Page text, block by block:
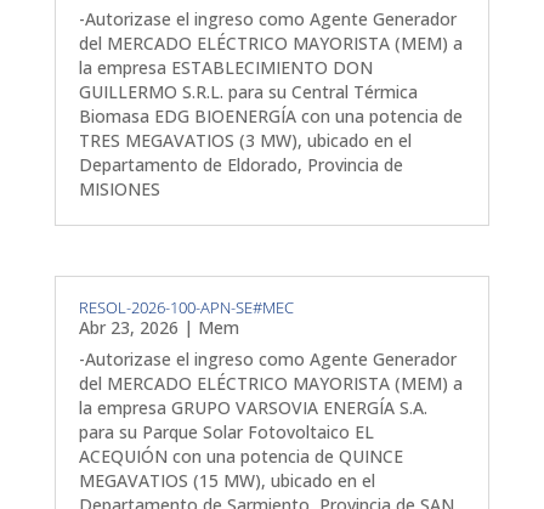
-Autorizase el ingreso como Agente Generador
del MERCADO ELÉCTRICO MAYORISTA (MEM) a
la empresa ESTABLECIMIENTO DON
GUILLERMO S.R.L. para su Central Térmica
Biomasa EDG BIOENERGÍA con una potencia de
TRES MEGAVATIOS (3 MW), ubicado en el
Departamento de Eldorado, Provincia de
MISIONES
RESOL-2026-100-APN-SE#MEC
Abr 23, 2026 | Mem
-Autorizase el ingreso como Agente Generador
del MERCADO ELÉCTRICO MAYORISTA (MEM) a
la empresa GRUPO VARSOVIA ENERGÍA S.A.
para su Parque Solar Fotovoltaico EL
ACEQUIÓN con una potencia de QUINCE
MEGAVATIOS (15 MW), ubicado en el